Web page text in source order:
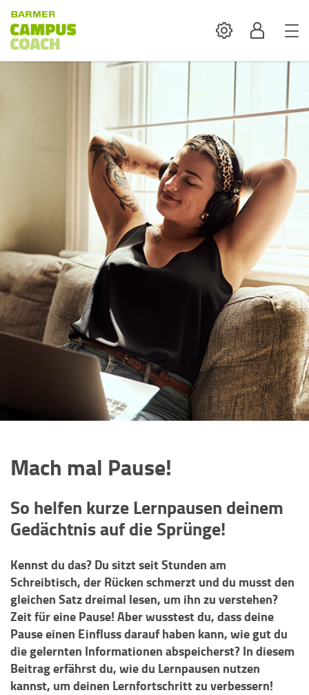
SettingsProfil
Mach mal Pause!
So helfen kurze Lernpausen deinem
Gedächtnis auf die Sprünge!
Kennst du das? Du sitzt seit Stunden am
Schreibtisch, der Rücken schmerzt und du musst den
gleichen Satz dreimal lesen, um ihn zu verstehen?
Zeit für eine Pause! Aber wusstest du, dass deine
Pause einen Einfluss darauf haben kann, wie gut du
die gelernten Informationen abspeicherst? In diesem
Beitrag erfährst du, wie du Lernpausen nutzen
kannst, um deinen Lernfortschritt zu verbessern!